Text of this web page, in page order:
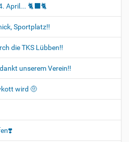
April... 🐈‍⬛🐈
Sportplatz‼️
die TKS Lübben‼️
unserem Verein‼️
wird 🤨